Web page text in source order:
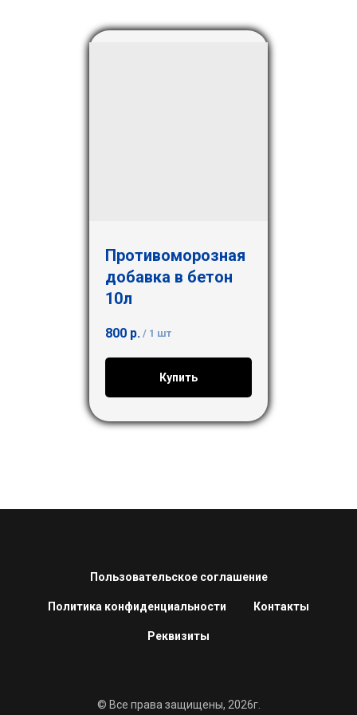
Противоморозная
добавка в бетон
10л
800 р. / 1 шт
Купить
Пользовательское соглашение
Политика конфиденциальности Контакты
Реквизиты
© Все права защищены, 2026г.